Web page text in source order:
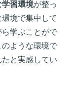
習環境が整っ
境で集中して
学ぶことがで
ような環境で
と実感してい